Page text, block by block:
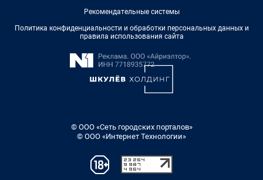
Рекомендательные системы
Политика конфиденциальности и обработки персональных данных и
правила использования сайта
© ООО «Сеть городских порталов»
© ООО «Интернет Технологии»